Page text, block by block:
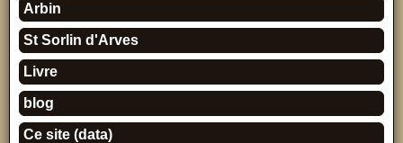
Arbin
St Sorlin d'Arves
Livre
blog
Ce site (data)